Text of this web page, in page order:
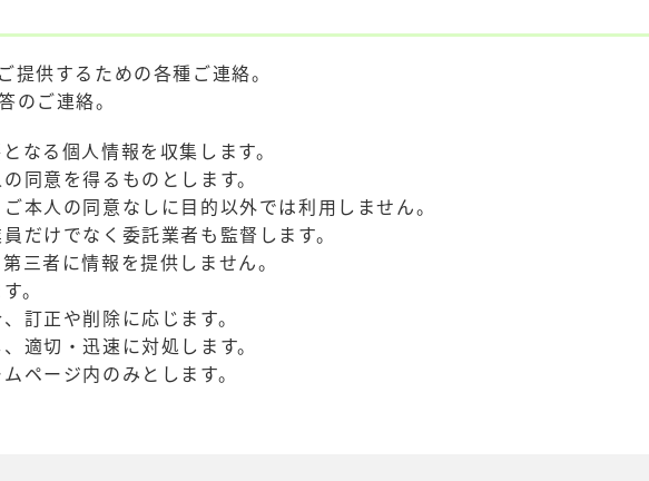
供するための各種ご連絡。
のご連絡。
なる個人情報を収集します。
同意を得るものとします。
本人の同意なしに目的以外では利用しません。
だけでなく委託業者も監督します。
三者に情報を提供しません。
。
訂正や削除に応じます。
適切・迅速に対処します。
ページ内のみとします。